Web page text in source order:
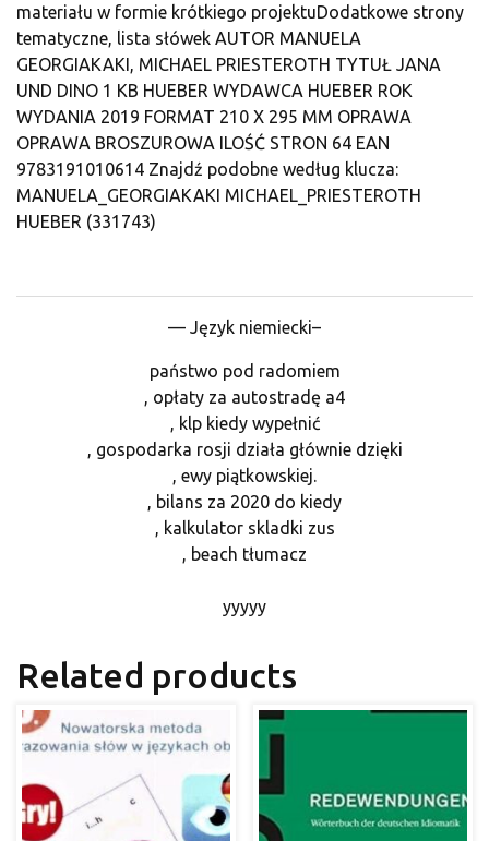
materiału w formie krótkiego projektuDodatkowe strony
tematyczne, lista słówek AUTOR MANUELA
GEORGIAKAKI, MICHAEL PRIESTEROTH TYTUŁ JANA
UND DINO 1 KB HUEBER WYDAWCA HUEBER ROK
WYDANIA 2019 FORMAT 210 X 295 MM OPRAWA
OPRAWA BROSZUROWA ILOŚĆ STRON 64 EAN
9783191010614 Znajdź podobne według klucza:
MANUELA_GEORGIAKAKI MICHAEL_PRIESTEROTH
HUEBER (331743)
— Język niemiecki–
państwo pod radomiem
, opłaty za autostradę a4
, klp kiedy wypełnić
, gospodarka rosji działa głównie dzięki
, ewy piątkowskiej.
, bilans za 2020 do kiedy
, kalkulator skladki zus
, beach tłumacz
yyyyy
Related products